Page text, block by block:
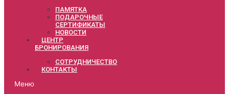
ПАМЯТКА
ПОДАРОЧНЫЕ
СЕРТИФИКАТЫ
НОВОСТИ
ЦЕНТР
БРОНИРОВАНИЯ
СОТРУДНИЧЕСТВО
КОНТАКТЫ
Меню